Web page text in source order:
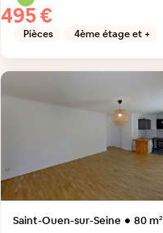
495 €
Pièces 4ème étage et +
Saint-Ouen-sur-Seine 80m²